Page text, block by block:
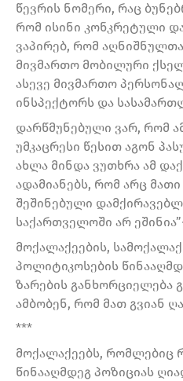
წევრის ნომერი, რაც
რომ ისინი კონკრეტული
ვაპირებ, რომ
მივმართო მობილური
ასევე მივმართო
ინსპექტორს და
დარწმუნებული ვარ, რომ
უმკაცრესი წესით აგონ
ახლა მინდა ვუთხრა ამ
ადამიანებს, რომ არც
შეშინებული
საქართველოში არ
მოქალაქეების,
პოლიტიკოსების
ზარების განხორციელება
ამბობენ, რომ მათ გვიან
***
მოქალაქეებს, რომლებიც
წინააღმდეგ პოზიციას